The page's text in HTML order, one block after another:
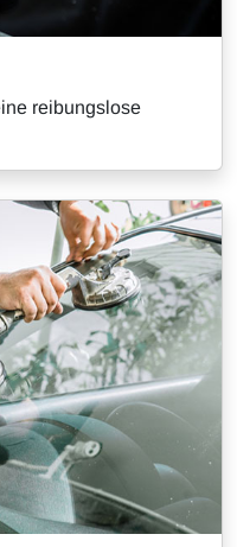
reibungslose